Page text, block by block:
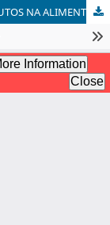
A IMPORTÂNCIA DOS RESÍDUOS E SUBPRODUTOS NA ALIMENTAÇÃO DE ANIMAIS RUMINANTES: UTILIZAÇÃO DE SUBPRODUTOS DO BARU NA ALIMENTAÇÃO DE OVINOS NO NORDESTE GOIANO